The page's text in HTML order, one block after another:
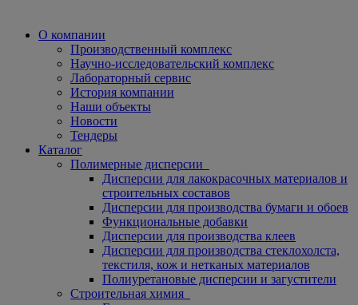
О компании
Производственный комплекс
Научно-исследовательский комплекс
Лабораторный сервис
История компании
Наши объекты
Новости
Тендеры
Каталог
Полимерные дисперсии
Дисперсии для лакокрасочных материалов и
строительных составов
Дисперсии для производства бумаги и обоев
Функциональные добавки
Дисперсии для производства клеев
Дисперсии для производства стеклохолста,
текстиля, кож и нетканых материалов
Полиуретановые дисперсии и загустители
Строительная химия